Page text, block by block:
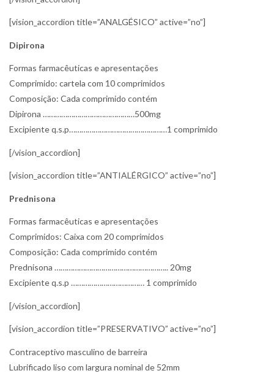
[vision_accordion title=”ANALGÉSICO” active=”no”]
Dipirona
Formas farmacêuticas e apresentações
Comprimido: cartela com 10 comprimidos
Composição: Cada comprimido contém
Dipirona ………………………………………500mg
Excipiente q.s.p…………………………………………1 comprimido
[/vision_accordion]
[vision_accordion title=”ANTIALÉRGICO” active=”no”]
Prednisona
Formas farmacêuticas e apresentações
Comprimidos: Caixa com 20 comprimidos
Composição: Cada comprimido contém
Prednisona ……………………………………………….. 20mg
Excipiente q.s.p ……………………………… 1 comprimido
[/vision_accordion]
[vision_accordion title=”PRESERVATIVO” active=”no”]
Contraceptivo masculino de barreira
Lubrificado liso com largura nominal de 52mm